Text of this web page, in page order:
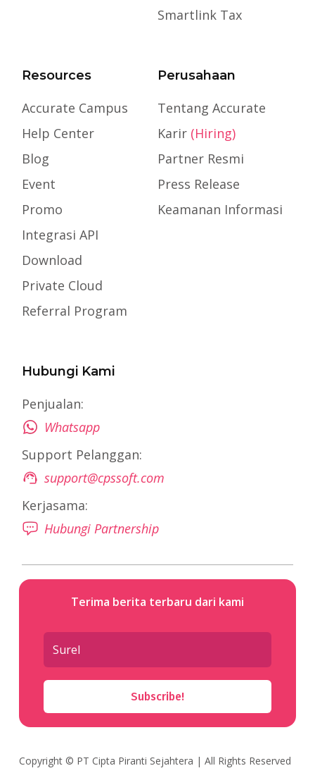
Smartlink Tax
Resources
Accurate Campus
Help Center
Blog
Event
Promo
Integrasi API
Download
Private Cloud
Referral Program
Perusahaan
Tentang Accurate
Karir (Hiring)
Partner Resmi
Press Release
Keamanan Informasi
Hubungi Kami
Penjualan:
Whatsapp
Support Pelanggan:
support@cpssoft.com
Kerjasama:
Hubungi Partnership
Terima berita terbaru dari kami
Subscribe!
Copyright © PT Cipta Piranti Sejahtera | All Rights Reserved